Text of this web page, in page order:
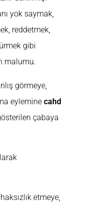
yok saymak,
reddetmek,
gibi
malumu.
görmeye,
eylemine cahd
çabaya
haksızlık etmeye,